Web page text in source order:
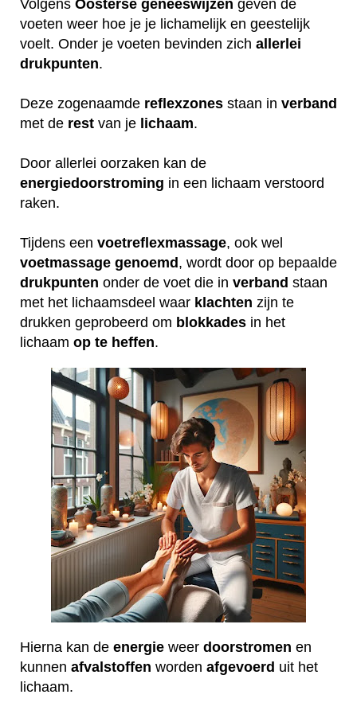
Volgens Oosterse geneeswijzen geven de
voeten weer hoe je je lichamelijk en geestelijk
voelt. Onder je voeten bevinden zich allerlei
drukpunten.
Deze zogenaamde reflexzones staan in verband
met de rest van je lichaam.
Door allerlei oorzaken kan de
energiedoorstroming in een lichaam verstoord
raken.
Tijdens een voetreflexmassage, ook wel
voetmassage genoemd , wordt door op bepaalde
drukpunten onder de voet die in verband staan
met het lichaamsdeel waar klachten zijn te
drukken geprobeerd om blokkades in het
lichaam op te heffen.
Hierna kan de energie weer doorstromen en
kunnen afvalstoffen worden afgevoerd uit het
lichaam.